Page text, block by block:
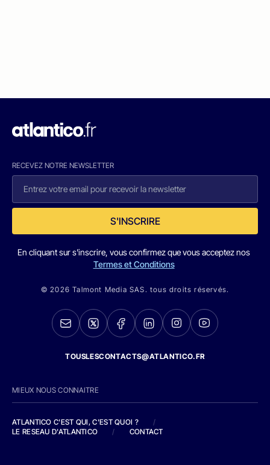
RECEVEZ NOTRE NEWSLETTER
S'INSCRIRE
En cliquant sur s'inscrire, vous confirmez que vous acceptez nos
Termes et Conditions
© 2026 Talmont Media SAS. tous droits réservés.
TOUSLESCONTACTS@ATLANTICO.FR
MIEUX NOUS CONNAITRE
ATLANTICO C'EST QUI, C'EST QUOI ?
/
LE RESEAU D'ATLANTICO
/ CONTACT